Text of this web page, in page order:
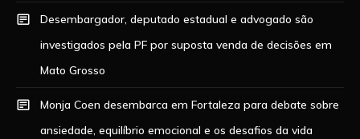
Desembargador, deputado estadual e advogado são
investigados pela PF por suposta venda de decisões em
Mato Grosso
Monja Coen desembarca em Fortaleza para debate sobre
ansiedade, equilíbrio emocional e os desafios da vida